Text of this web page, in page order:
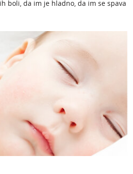
ih boli, da im je hladno, da im se spava